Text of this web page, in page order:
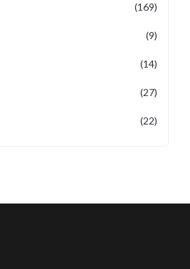
(169)
(9)
(14)
(27)
(22)